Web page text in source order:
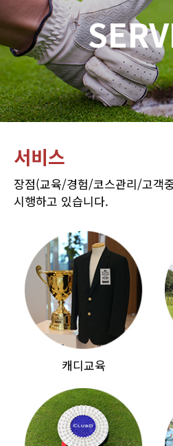
서비스
장점(교육/경험/코스관리/고객
시행하고 있습니다.
캐디교육